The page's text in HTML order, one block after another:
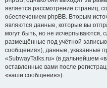
является рассмотрение страниц,
обеспечением phpBB. Вторым
являются данные, которые вы
могут быть, но не
размещённые под учётной
сообщения»), данные, указанные
«SubwayTalks.ru» (в дальнейшем
оставленные вами после
«ваши сообщения»).